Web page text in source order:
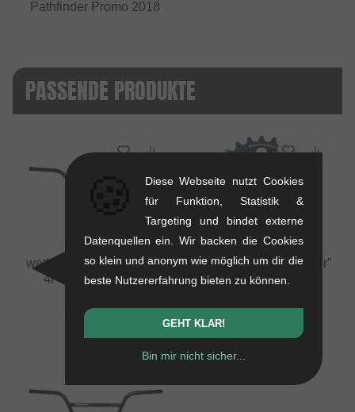
Pathfinder Promo 2018
PASSENDE PRODUKTE
wethepeople "Pathfinder
4PC" BMX Lenker
75.59
wethepeople "Pathfinder"
Kettenblatt
Diese Webseite nutzt Cookies
für Funktion, Statistik &
Targeting und bindet externe
Datenquellen ein. Wir backen die Cookies
so klein und anonym wie möglich um dir die
beste Nutzererfahrung bieten zu können.
GEHT KLAR!
Bin mir nicht sicher...